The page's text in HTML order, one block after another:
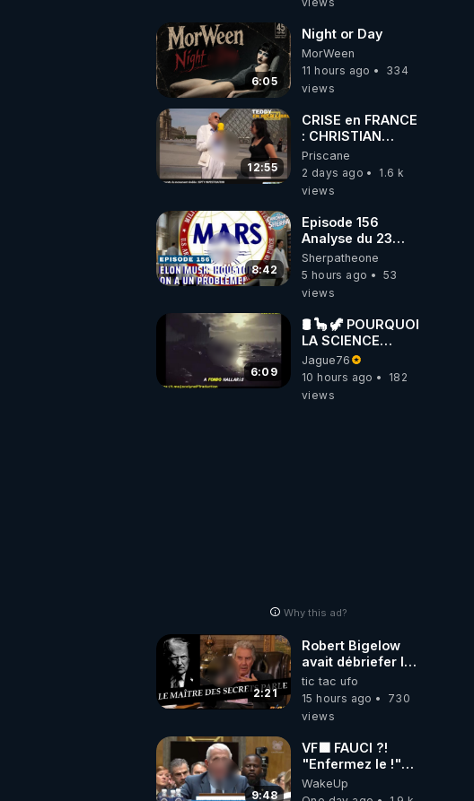
6:05
Night or Day
MorWeen
11 hours ago
334
views
12:55
CRISE en FRANCE
: CHRISTIAN
COTTEN FAIT une
étrange
découverte
Priscane
2 days ago
1.6 k
views
8:42
Episode 156
Analyse du 23
février 2025 Elon
Musk : Houston ,
on a un problème
Sherpatheone
5 hours ago
53
views
6:09
🛢 🦕 🦖 POURQUOI
LA SCIENCE
OFFICIELLE NE
CONNAÎT-ELLE
PAS LA VRAIE
Jague76
10 hours ago
182
views
Why this ad?
2:21
Robert Bigelow
avait débriefer le
pédophile
génocidaire de
donald j trump
tic tac ufo
15 hours ago
730
views
9:48
VF🟩 FAUCI ?!
"Enfermez le !"
(Lock him up!) -
Quartz Traduction
WakeUp